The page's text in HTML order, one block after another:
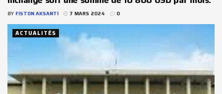
BY FISTON AKSANTI 7 MARS 2024 0
ACTUALITÉS